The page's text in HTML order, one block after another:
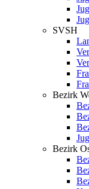
SVSH
Bezirk
Bezirk